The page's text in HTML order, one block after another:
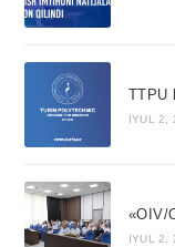
TTPU
IYUL 2,
«OIV/
IYUL 2,